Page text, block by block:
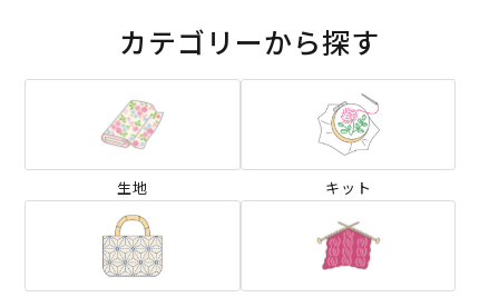
カテゴリーから探す
生地 キット